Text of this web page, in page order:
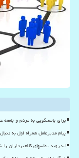
برای پاسخگویی به مردم و جامعه
پیام مدیرعامل همراه اول به
اندروید تماسهای کلاهبرداران